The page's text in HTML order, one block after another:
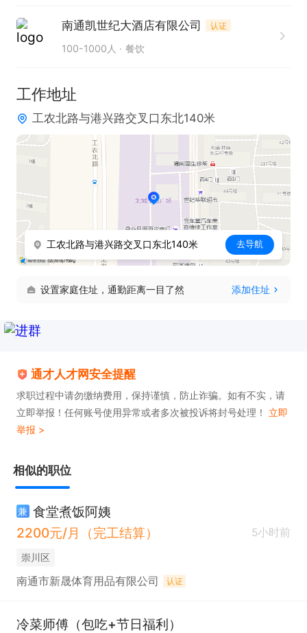
南通凯世纪大酒店有限公司 认证
100-1000人 餐饮
工作地址
工农北路与港兴路交叉口东北140米
工农北路与港兴路交叉口东北140米 去导航
设置家庭住址，通勤距离一目了然 添加住址
通才人才网安全提醒
求职过程中请勿缴纳费用，保持谨慎，防止诈骗。如有不实，请
立即举报！任何账号使用异常或者多次被投诉将封号处理！ 立即
举报 >
相似的职位
兼 食堂煮饭阿姨
2200元/月（完工结算）
5小时前
崇川区
南通市新晟体育用品有限公司 认证
冷菜师傅（包吃+节日福利）